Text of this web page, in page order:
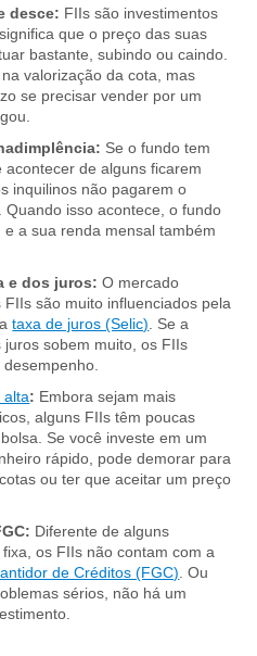
desce: FIIs são investimentos
que o preço das suas
bastante, subindo ou caindo.
valorização da cota, mas
se precisar vender por um
Se o fundo tem
acontecer de alguns ficarem
inquilinos não pagarem o
isso acontece, o fundo
a sua renda mensal também
e dos juros: O mercado
são muito influenciados pela
taxa de juros (Selic). Se a
sobem muito, os FIIs
alta: Embora sejam mais
alguns FIIs têm poucas
Se você investe em um
rápido, pode demorar para
ou ter que aceitar um preço
Diferente de alguns
os FIIs não contam com a
de Créditos (FGC). Ou
sérios, não há um